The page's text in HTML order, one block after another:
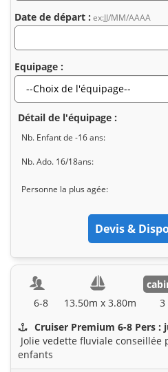
Date de départ : ex:JJ/MM/AAAA
Equipage :
Détail de l'équipage :
Nb. Enfant de -16 ans:
Nb. Ado. 16/18ans:
Personne la plus agée:
6-8 13.50m x 3.80m
3
Cruiser Premium 6-8 Pers :
Jolie vedette fluviale conseillée
enfants